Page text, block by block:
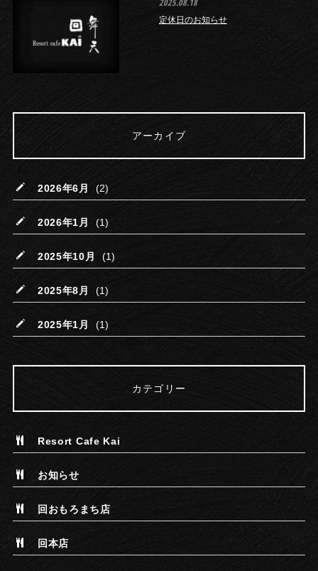
2025.08.18
定休日のお知らせ
アーカイブ
2026年6月 (2)
2026年1月 (1)
2025年10月 (1)
2025年8月 (1)
2025年1月 (1)
カテゴリー
Resort Cafe Kai
お知らせ
回おもろまち店
回本店